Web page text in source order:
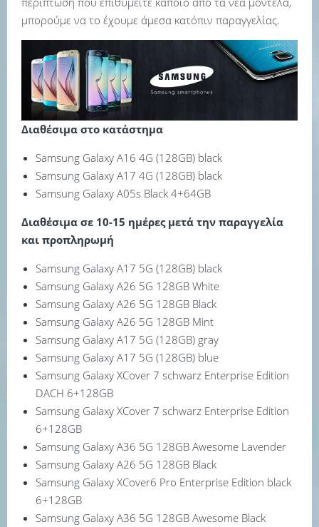
μπορούμε να το έχουμε άμεσα κατόπιν παραγγελίας.
Διαθέσιμα στο κατάστημα
Samsung Galaxy A16 4G (128GB) black
Samsung Galaxy A17 4G (128GB) black
Samsung Galaxy A05s Black 4+64GB
Διαθέσιμα σε 10-15 ημέρες μετά την παραγγελία
και προπληρωμή
Samsung Galaxy A17 5G (128GB) black
Samsung Galaxy A26 5G 128GB White
Samsung Galaxy A26 5G 128GB Black
Samsung Galaxy A26 5G 128GB Mint
Samsung Galaxy A17 5G (128GB) gray
Samsung Galaxy A17 5G (128GB) blue
Samsung Galaxy XCover 7 schwarz Enterprise Edition
DACH 6+128GB
Samsung Galaxy XCover 7 schwarz Enterprise Edition
6+128GB
Samsung Galaxy A36 5G 128GB Awesome Lavender
Samsung Galaxy A26 5G 128GB Black
Samsung Galaxy XCover6 Pro Enterprise Edition black
6+128GB
Samsung Galaxy A36 5G 128GB Awesome Black